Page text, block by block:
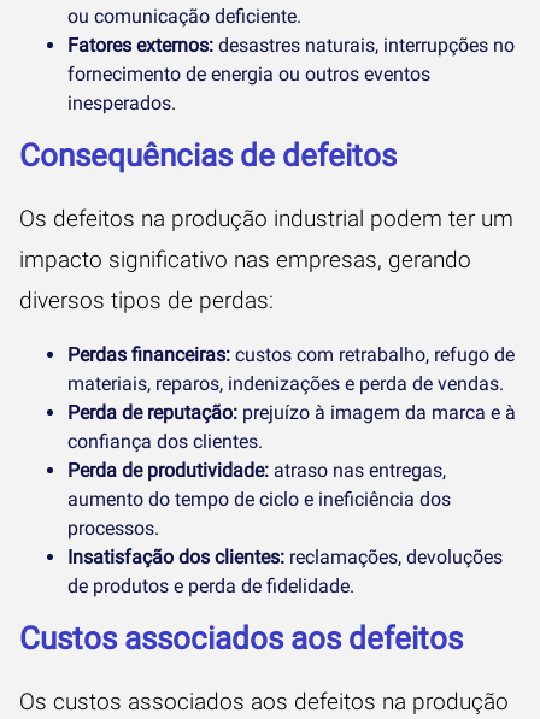
ou comunicação deficiente.
Fatores externos: desastres naturais, interrupções no
fornecimento de energia ou outros eventos
inesperados.
Consequências de defeitos
Os defeitos na produção industrial podem ter um
impacto significativo nas empresas, gerando
diversos tipos de perdas:
Perdas financeiras: custos com retrabalho, refugo de
materiais, reparos, indenizações e perda de vendas.
Perda de reputação: prejuízo à imagem da marca e à
confiança dos clientes.
Perda de produtividade: atraso nas entregas,
aumento do tempo de ciclo e ineficiência dos
processos.
Insatisfação dos clientes: reclamações, devoluções
de produtos e perda de fidelidade.
Custos associados aos defeitos
Os custos associados aos defeitos na produção